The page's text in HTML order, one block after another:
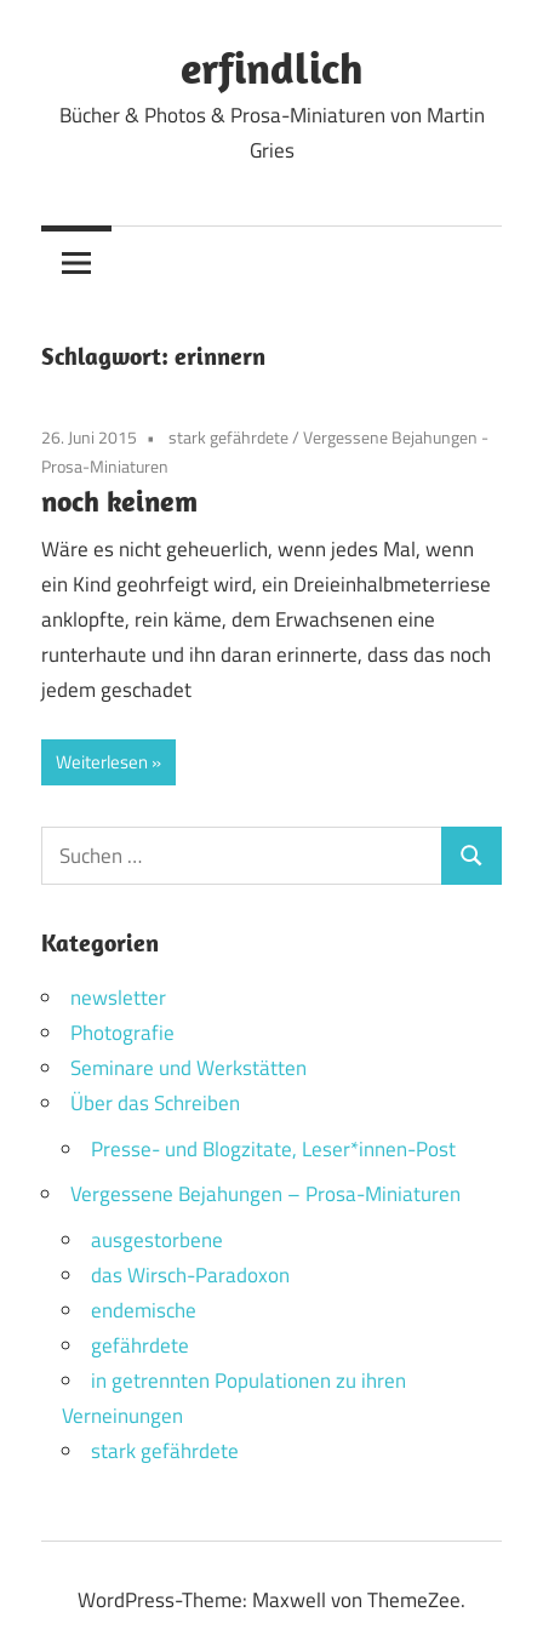
erfindlich
Bücher & Photos & Prosa-Miniaturen von Martin
Gries
Schlagwort: erinnern
26. Juni 2015 stark gefährdete/Vergessene Bejahungen -
Prosa-Miniaturen
noch keinem
Wäre es nicht geheuerlich, wenn jedes Mal, wenn
ein Kind geohrfeigt wird, ein Dreieinhalbmeterriese
anklopfte, rein käme, dem Erwachsenen eine
runterhaute und ihn daran erinnerte, dass das noch
jedem geschadet
Weiterlesen
Suchen
nach:
Suchen
Kategorien
newsletter
Photografie
Seminare und Werkstätten
Über das Schreiben
Presse- und Blogzitate, Leser*innen-Post
Vergessene Bejahungen – Prosa-Miniaturen
ausgestorbene
das Wirsch-Paradoxon
endemische
gefährdete
in getrennten Populationen zu ihren
Verneinungen
stark gefährdete
WordPress-Theme: Maxwell von ThemeZee.